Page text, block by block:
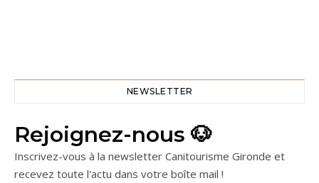
NEWSLETTER
Rejoignez-nous 🐶
Inscrivez-vous à la newsletter Canitourisme Gironde et
recevez toute l'actu dans votre boîte mail !